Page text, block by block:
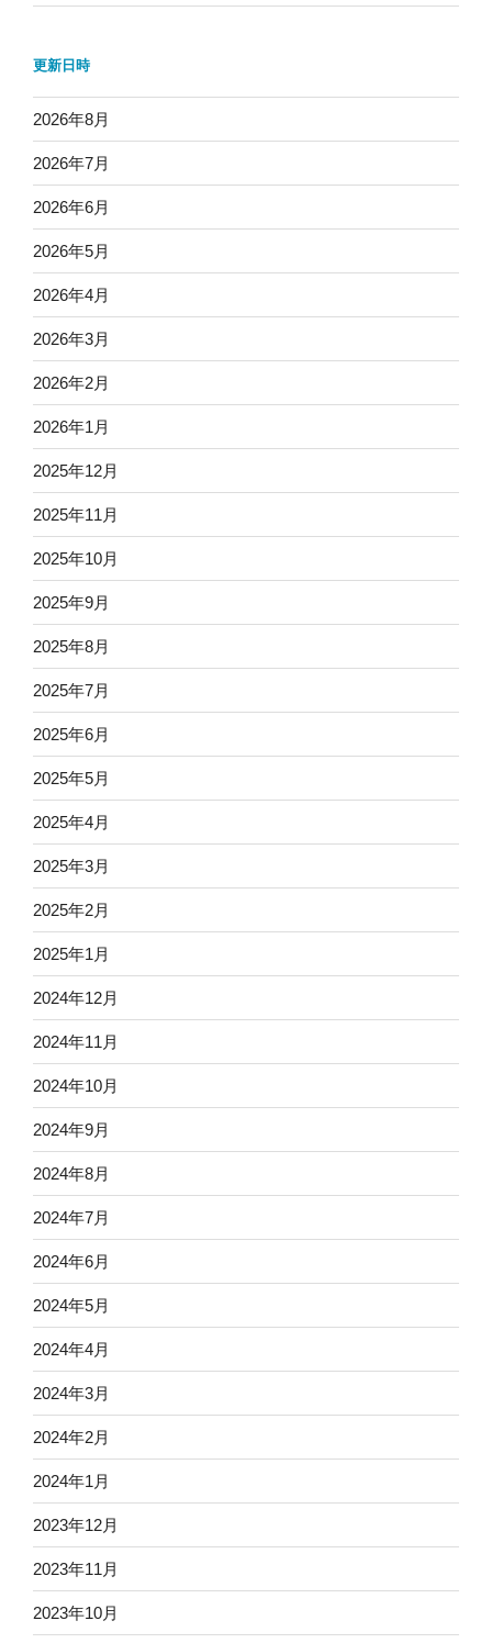
更新日時
2026年8月
2026年7月
2026年6月
2026年5月
2026年4月
2026年3月
2026年2月
2026年1月
2025年12月
2025年11月
2025年10月
2025年9月
2025年8月
2025年7月
2025年6月
2025年5月
2025年4月
2025年3月
2025年2月
2025年1月
2024年12月
2024年11月
2024年10月
2024年9月
2024年8月
2024年7月
2024年6月
2024年5月
2024年4月
2024年3月
2024年2月
2024年1月
2023年12月
2023年11月
2023年10月